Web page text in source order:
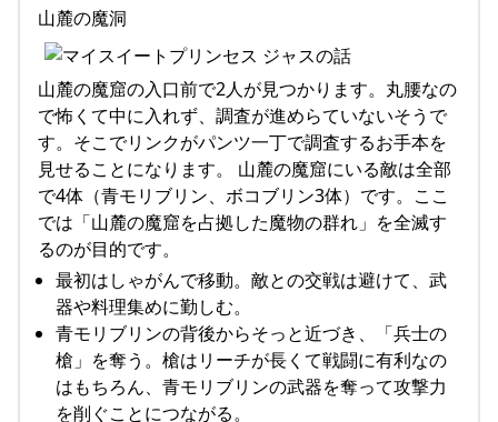
山麓の魔洞
山麓の魔窟の入口前で2人が見つかります。丸腰なの
で怖くて中に入れず、調査が進めらていないそうで
す。そこでリンクがパンツ一丁で調査するお手本を
見せることになります。 山麓の魔窟にいる敵は全部
で4体（青モリブリン、ボコブリン3体）です。ここ
では「山麓の魔窟を占拠した魔物の群れ」を全滅す
るのが目的です。
最初はしゃがんで移動。敵との交戦は避けて、武
器や料理集めに勤しむ。
青モリブリンの背後からそっと近づき、「兵士の
槍」を奪う。槍はリーチが長くて戦闘に有利なの
はもちろん、青モリブリンの武器を奪って攻撃力
を削ぐことにつながる。